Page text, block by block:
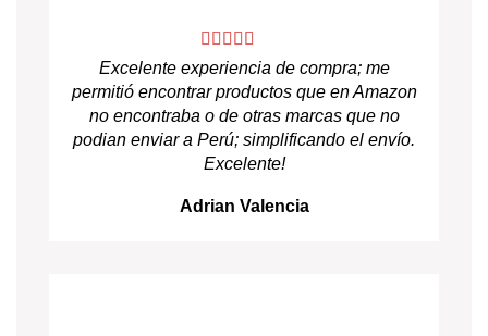
Excelente experiencia de compra; me
permitió encontrar productos que en Amazon
no encontraba o de otras marcas que no
podian enviar a Perú; simplificando el envío.
Excelente!
Adrian Valencia